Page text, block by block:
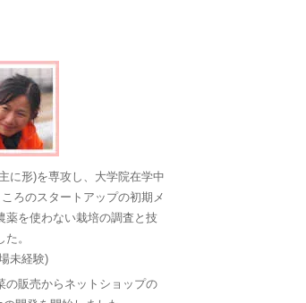
に形)を専攻し、大学院在学中
ろのスタートアップの初期メ
薬を使わない栽培の調査と技
。
未経験)
の販売からネットショップの